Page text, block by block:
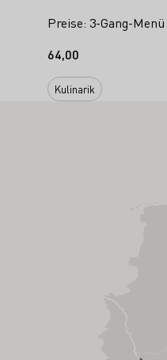
Preise: 3-Gang-
64,00
Kulinarik